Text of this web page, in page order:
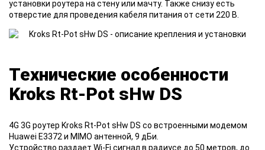
установки роутера на стену или мачту. Также снизу есть
отверстие для проведения кабеля питания от сети 220 В.
Технические особенности
Kroks Rt-Pot sHw DS
4G 3G роутер Kroks Rt-Pot sHw DS cо встроенными модемом
Huawei E3372 и MIMO антенной, 9 дБи.
Устройство раздает Wi-Fi сигнал в радиусе до 50 метров, до